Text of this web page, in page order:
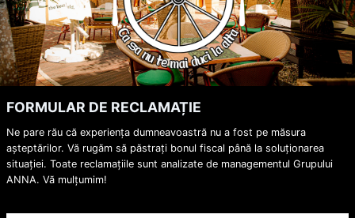
FORMULAR DE RECLAMAȚIE
Ne pare rău că experiența dumneavoastră nu a fost pe măsura
așteptărilor. Vă rugăm să păstrați bonul fiscal până la soluționarea
situației. Toate reclamațiile sunt analizate de managementul Grupului
ANNA. Vă mulțumim!